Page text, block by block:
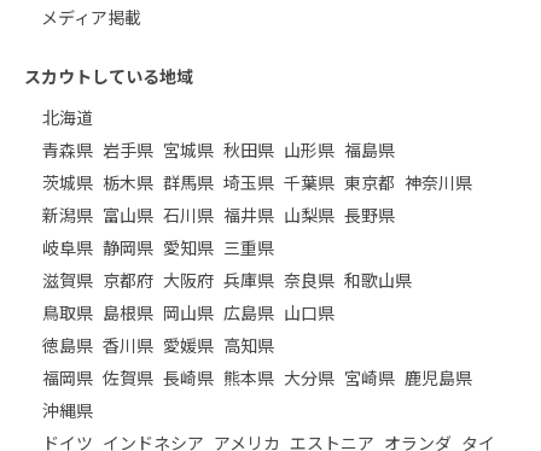
メディア掲載
スカウトしている地域
北海道
青森県 岩手県 宮城県 秋田県 山形県 福島県
茨城県 栃木県 群馬県 埼玉県 千葉県 東京都 神奈川県
新潟県 富山県 石川県 福井県 山梨県 長野県
岐阜県 静岡県 愛知県 三重県
滋賀県 京都府 大阪府 兵庫県 奈良県 和歌山県
鳥取県 島根県 岡山県 広島県 山口県
徳島県 香川県 愛媛県 高知県
福岡県 佐賀県 長崎県 熊本県 大分県 宮崎県 鹿児島県
沖縄県
ドイツ インドネシア アメリカ エストニア オランダ タイ